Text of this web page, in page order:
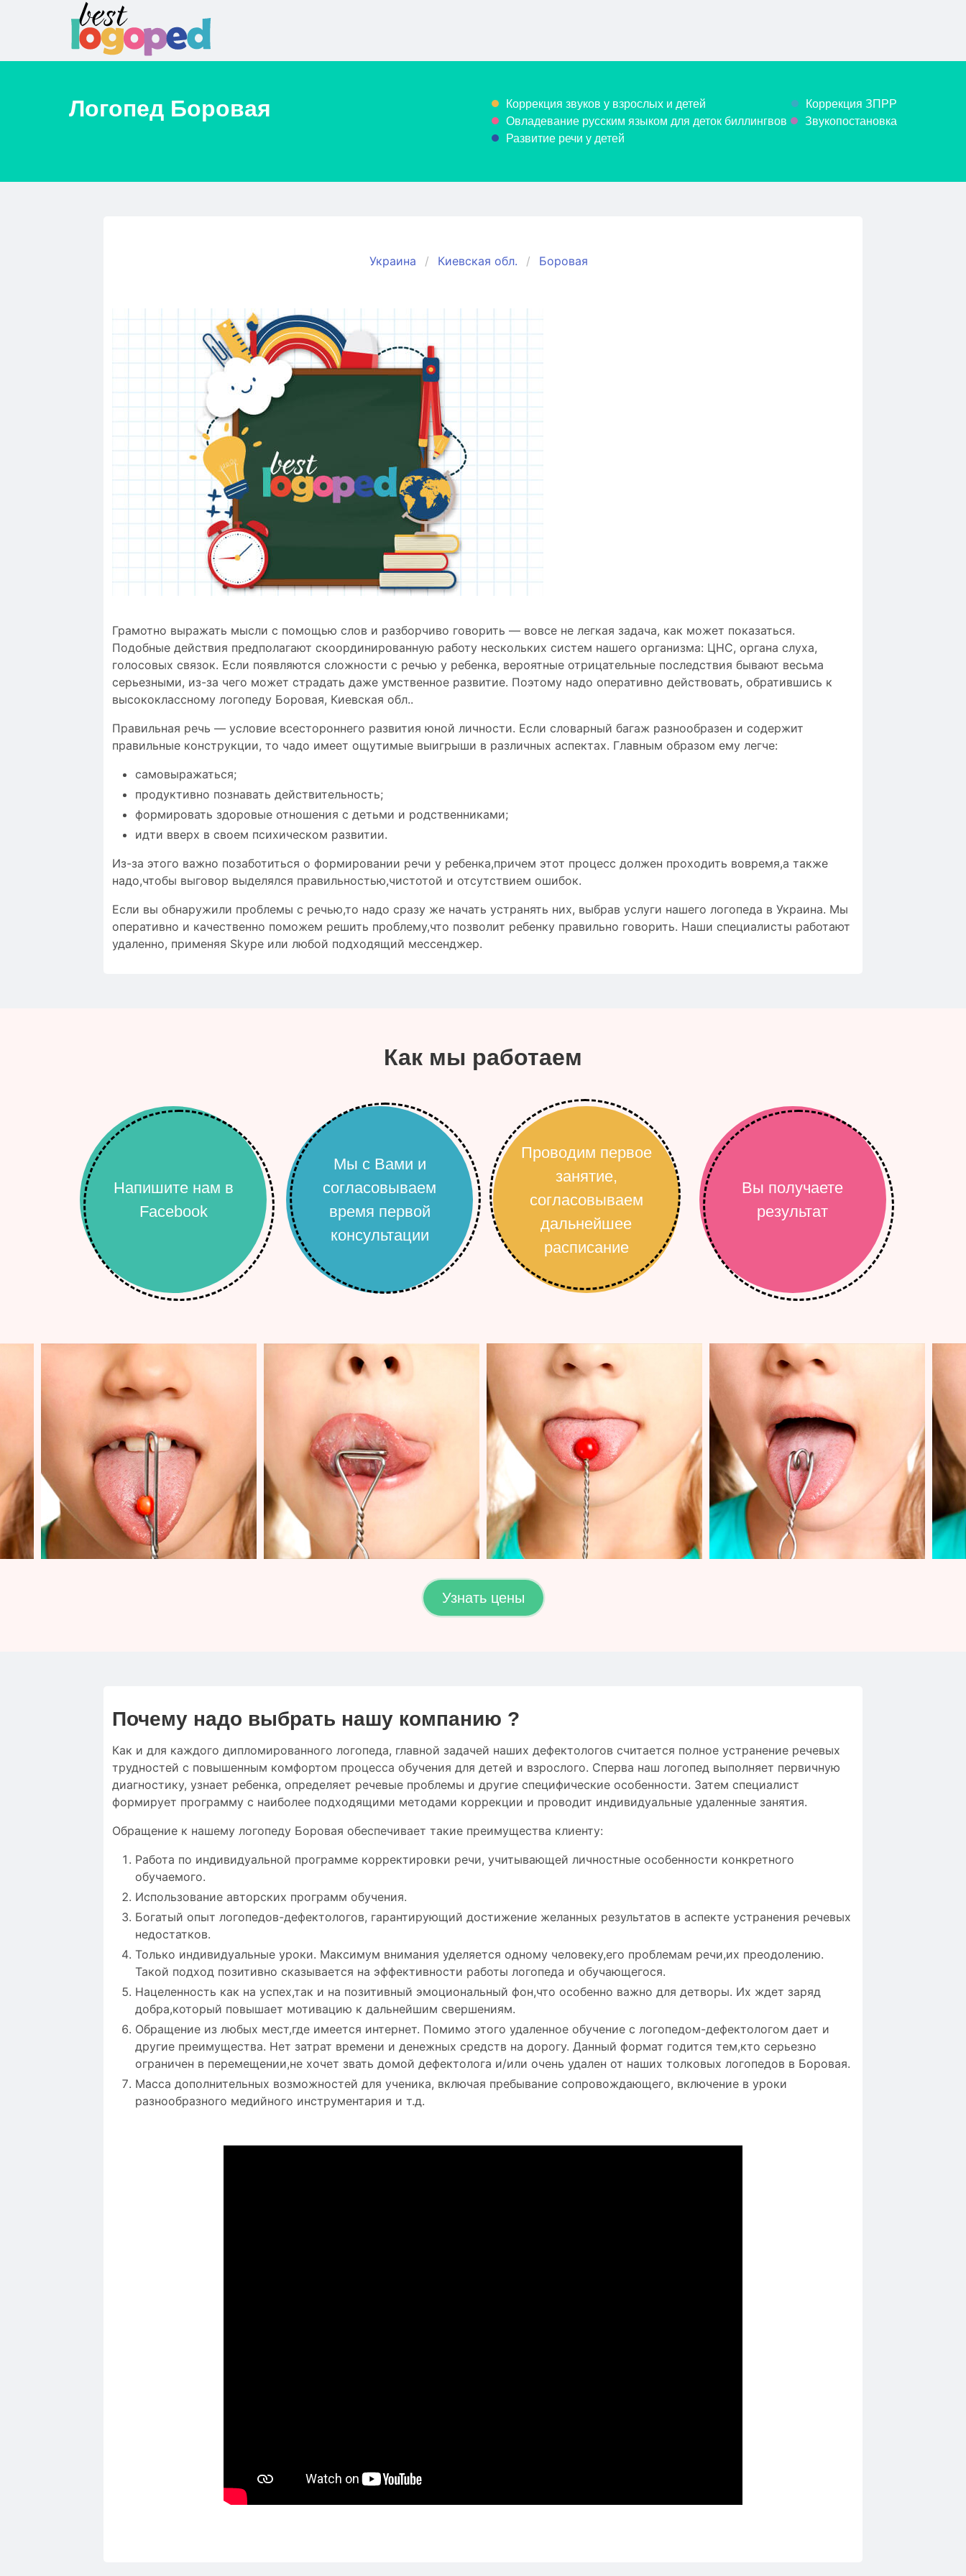
Логопед Боровая Коррекция звуков у взрослых и детей
Коррекция ЗПРР
Овладевание русским языком для деток биллингвов
Звукопостановка
Развитие речи у детей
Украина Киевская обл. Боровая
Грамотно выражать мысли с помощью слов и разборчиво говорить — вовсе не легкая задача, как может показаться.
Подобные действия предполагают скоординированную работу нескольких систем нашего организма: ЦНС, органа слуха,
голосовых связок. Если появляются сложности c речью у ребенка, вероятные отрицательные последствия бывают весьма
серьезными, из-за чего может страдать даже умственное развитие. Поэтому надо оперативно действовать, обратившись к
высококлассному логопеду Боровая, Киевская обл..
Правильная речь — условие всестороннего развития юной личности. Если словарный багаж разнообразен и содержит
правильные конструкции, то чадо имеет ощутимые выигрыши в различных аспектах. Главным образом ему легче:
самовыражаться;
продуктивно познавать действительность;
формировать здоровые отношения с детьми и родственниками;
идти вверх в своем психическом развитии.
Из-за этого важно позаботиться о формировании речи у ребенка,причем этот процесс должен проходить вовремя,а также
надо,чтобы выговор выделялся правильностью,чистотой и отсутствием ошибок.
Если вы обнаружили проблемы с речью,то надо сразу же начать устранять них, выбрав услуги нашего логопеда в Украина. Мы
оперативно и качественно поможем решить проблему,что позволит ребенку правильно говорить. Наши специалисты работают
удаленно, применяя Skype или любой подходящий мессенджер.
Как мы работаем
Напишите нам в
Facebook
Мы с Вами и
согласовываем
время первой
консультации
Проводим первое
занятие,
согласовываем
дальнейшее
расписание
Вы получаете
результат
Узнать цены
Почему надо выбрать нашу компанию ?
Как и для каждого дипломированного логопеда, главной задачей наших дефектологов считается полное устранение речевых
трудностей с повышенным комфортом процесса обучения для детей и взрослого. Сперва наш логопед выполняет первичную
диагностику, узнает ребенка, определяет речевые проблемы и другие специфические особенности. Затем специалист
формирует программу с наиболее подходящими методами коррекции и проводит индивидуальные удаленные занятия.
Обращение к нашему логопеду Боровая обеспечивает такие преимущества клиенту:
Работа по индивидуальной программе корректировки речи, учитывающей личностные особенности конкретного
обучаемого.
Использование авторских программ обучения.
Богатый опыт логопедов-дефектологов, гарантирующий достижение желанных результатов в аспекте устранения речевых
недостатков.
Только индивидуальные уроки. Максимум внимания уделяется одному человеку,его проблемам речи,их преодолению.
Такой подход позитивно сказывается на эффективности работы логопеда и обучающегося.
Нацеленность как на успех,так и на позитивный эмоциональный фон,что особенно важно для детворы. Их ждет заряд
добра,который повышает мотивацию к дальнейшим свершениям.
Обращение из любых мест,где имеется интернет. Помимо этого удаленное обучение с логопедом-дефектологом дает и
другие преимущества. Нет затрат времени и денежных средств на дорогу. Данный формат годится тем,кто серьезно
ограничен в перемещении,не хочет звать домой дефектолога и/или очень удален от наших толковых логопедов в Боровая.
Масса дополнительных возможностей для ученика, включая пребывание сопровождающего, включение в уроки
разнообразного медийного инструментария и т.д.